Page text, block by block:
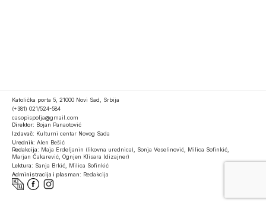
Katolička porta 5, 21000 Novi Sad, Srbija
(+381) 021/524-584
casopispolja@gmail.com
Direktor: Bojan Panaotović
Izdavač: Kulturni centar Novog Sada
Urednik: Alen Bešić
Redakcija: Maja Erdeljanin (likovna urednica), Sonja Veselinović, Milica Sofinkić,
Marjan Čakarević, Ognjen Klisara (dizajner)
Lektura: Sanja Brkić, Milica Sofinkić
Administracija i plasman: Redakcija